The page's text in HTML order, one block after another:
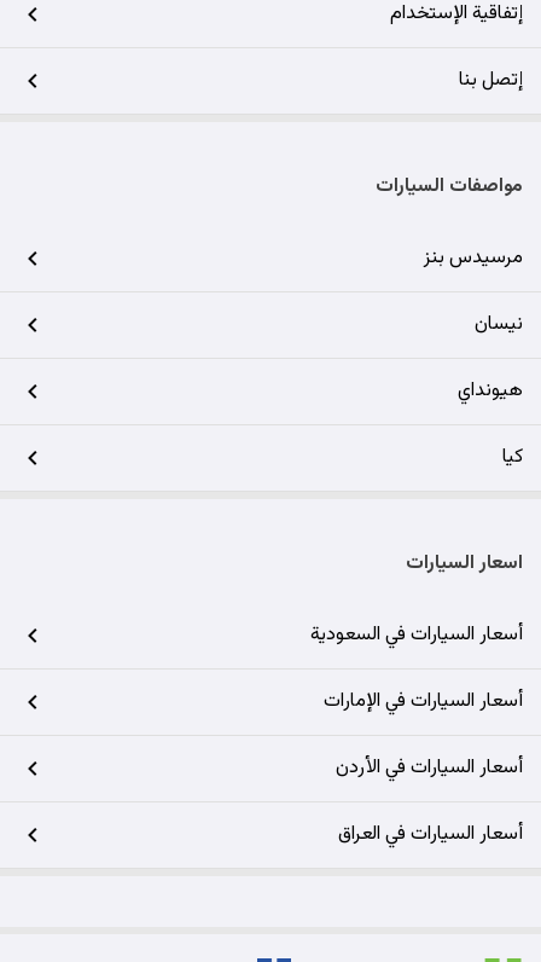
إتفاقية الإستخدام
إتصل بنا
مواصفات السيارات
مرسيدس بنز
نيسان
هيونداي
كيا
اسعار السيارات
أسعار السيارات في السعودية
أسعار السيارات في الإمارات
أسعار السيارات في الأردن
أسعار السيارات في العراق